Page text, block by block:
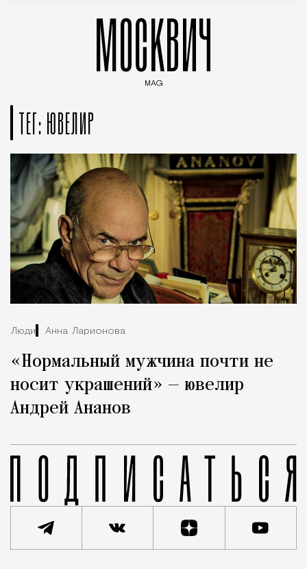
МОСКВИЧ
MAG
ТЕГ: ЮВЕЛИР
Люди Анна Ларионова
«Нормальный мужчина почти не
носит украшений» — ювелир
Андрей Ананов